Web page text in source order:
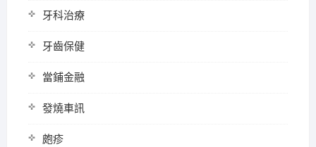
牙科治療
牙齒保健
當鋪金融
發燒車訊
皰疹